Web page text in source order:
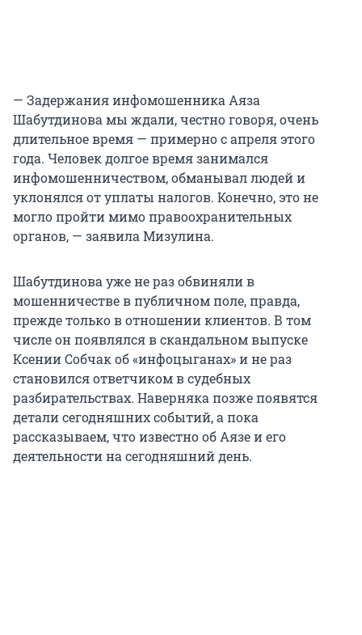
— Задержания инфомошенника Аяза
Шабутдинова мы ждали, честно говоря, очень
длительное время — примерно с апреля этого
года. Человек долгое время занимался
инфомошенничеством, обманывал людей и
уклонялся от уплаты налогов. Конечно, это не
могло пройти мимо правоохранительных
органов, — заявила Мизулина.
Шабутдинова уже не раз обвиняли в
мошенничестве в публичном поле, правда,
прежде только в отношении клиентов. В том
числе он появлялся в скандальном выпуске
Ксении Собчак об «инфоцыганах» и не раз
становился ответчиком в судебных
разбирательствах. Наверняка позже появятся
детали сегодняшних событий, а пока
рассказываем, что известно об Аязе и его
деятельности на сегодняшний день.